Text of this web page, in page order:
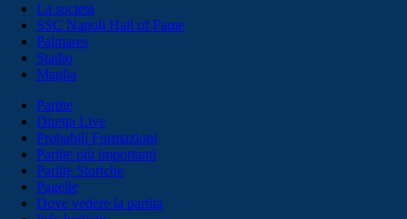
La società
SSC Napoli Hall of Fame
Palmares
Stadio
Maglia
Partite
Diretta Live
Probabili Formazioni
Partite più importanti
Partite Storiche
Pagelle
Dove vedere la partita